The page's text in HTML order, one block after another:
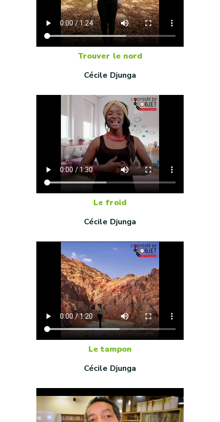
Trouver le nord
Cécile Djunga
Le froid
Cécile Djunga
Le tampon
Cécile Djunga